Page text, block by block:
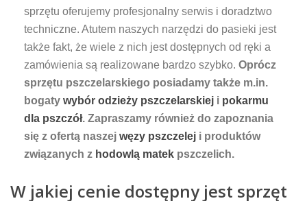
sprzętu oferujemy profesjonalny serwis i doradztwo
techniczne. Atutem naszych narzędzi do pasieki jest
także fakt, że wiele z nich jest dostępnych od ręki a
zamówienia są realizowane bardzo szybko. Oprócz
sprzętu pszczelarskiego posiadamy także m.in.
bogaty wybór odzieży pszczelarskiej i pokarmu
dla pszczół. Zapraszamy również do zapoznania
się z ofertą naszej węzy pszczelej i produktów
związanych z hodowlą matek pszczelich.
W jakiej cenie dostępny jest sprzęt